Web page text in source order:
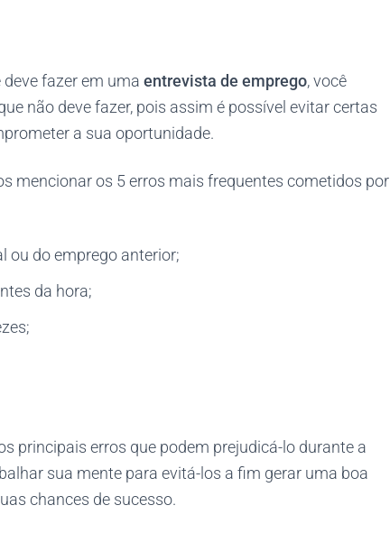
fazer em uma entrevista de emprego, você
não deve fazer, pois assim é possível evitar certas
a sua oportunidade.
mencionar os 5 erros mais frequentes cometidos por
ou do emprego anterior;
da hora;
principais erros que podem prejudicá-lo durante a
sua mente para evitá-los a fim gerar uma boa
chances de sucesso.